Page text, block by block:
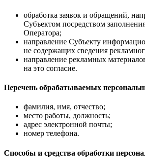
обработка заявок и обращений,
Субъектом посредством
Оператора;
направление Субъекту
не содержащих сведения
направление рекламных
на это согласие.
Перечень обрабатываемых
фамилия, имя, отчество;
место работы, должность;
адрес электронной почты;
номер телефона.
Способы и средства обработки